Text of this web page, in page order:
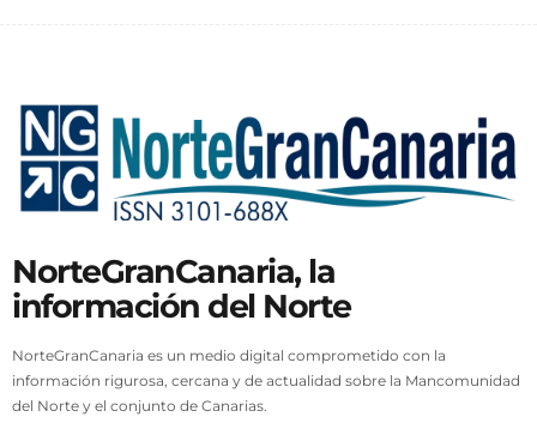
NorteGranCanaria, la
información del Norte
NorteGranCanaria es un medio digital comprometido con la
información rigurosa, cercana y de actualidad sobre la Mancomunidad
del Norte y el conjunto de Canarias.